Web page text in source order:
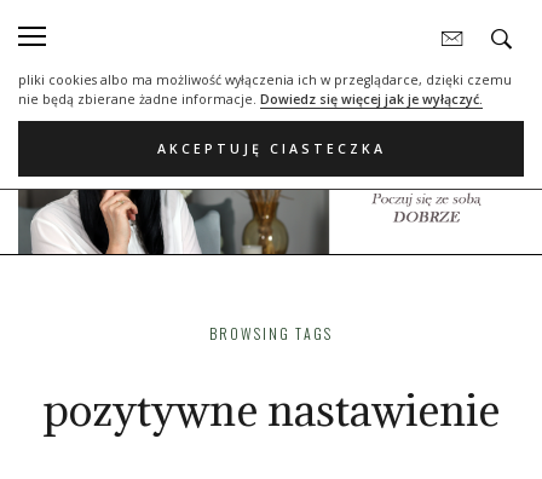
statystycznych, reklamowych oraz funkcjonalnych. Dzięki nim możemy
pliki cookies albo ma możliwość wyłączenia ich w przeglądarce, dzięki czemu
nie będą zbierane żadne informacje. Dowiedz się więcej jak je wyłączyć.
AKCEPTUJĘ CIASTECZKA
BROWSING TAGS
pozytywne nastawienie